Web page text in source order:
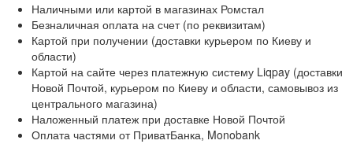
Наличными или картой в магазинах Ромстал
Безналичная оплата на счет (по реквизитам)
Картой при получении (доставки курьером по Киеву и
области)
Картой на сайте через платежную систему Liqpay (доставки
Новой Почтой, курьером по Киеву и области, самовывоз из
центрального магазина)
Наложенный платеж при доставке Новой Почтой
Оплата частями от ПриватБанка, Monobank